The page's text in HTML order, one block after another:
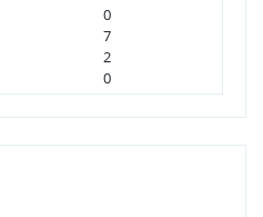
0
7
2
0